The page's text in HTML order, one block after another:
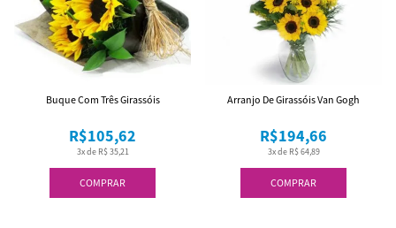
COMPRAR
3x de R$ 35,21
R$105,62
Buque Com Três Girassóis
COMPRAR
3x de R$ 64,89
R$194,66
Arranjo De Girassóis Van Gogh